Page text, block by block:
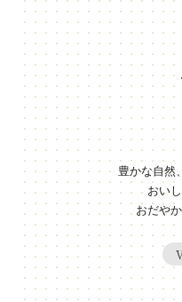
豊かな自然
おい
おだや